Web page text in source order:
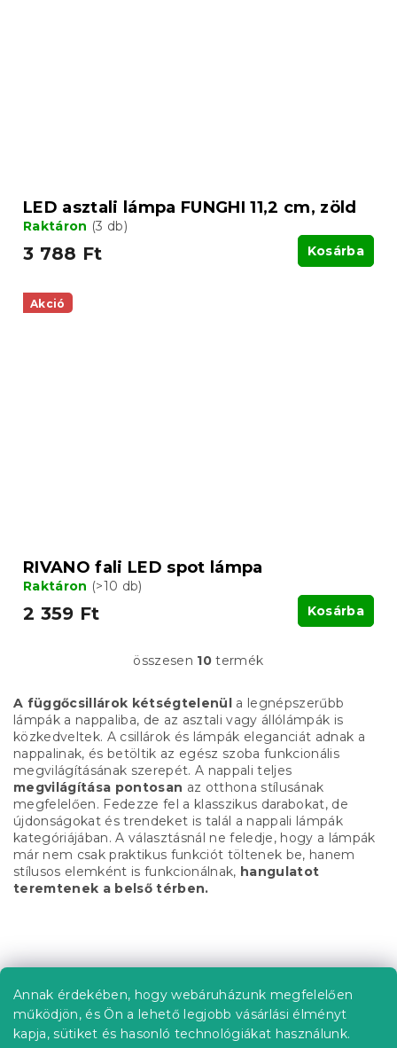
Annak érdekében, hogy webáruházunk megfelelően
működjön, és Ön a lehető legjobb vásárlási élményt
kapja, sütiket és hasonló technológiákat használunk.
LED asztali lámpa FUNGHI 11,2 cm, zöld
Raktáron (3 db)
3 788 Ft Kosárba
Akció
RIVANO fali LED spot lámpa
Raktáron (>10 db)
2 359 Ft Kosárba
L
s
t
a
i
r
á
n
y
í
t
á
s
e
i
összesen 10 termék
A függőcsillárok kétségtelenül a legnépszerűbb
lámpák a nappaliba, de az asztali vagy állólámpák is
közkedveltek. A csillárok és lámpák eleganciát adnak a
nappalinak, és betöltik az egész szoba funkcionális
megvilágításának szerepét. A nappali teljes
megvilágítása pontosan az otthona stílusának
megfelelően. Fedezze fel a klasszikus darabokat, de
újdonságokat és trendeket is talál a nappali lámpák
kategóriájában. A választásnál ne feledje, hogy a lámpák
már nem csak praktikus funkciót töltenek be, hanem
stílusos elemként is funkcionálnak, hangulatot
teremtenek a belső térben.
á
Információ az Ön számára
Rendelés követése